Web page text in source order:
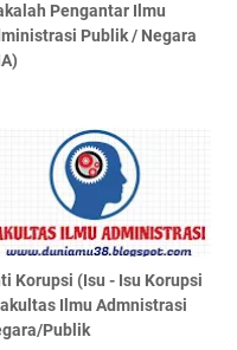
Pengantar Ilmu
Publik / Negara
Korupsi (Isu - Isu Korupsi
Ilmu Admnistrasi
Publik